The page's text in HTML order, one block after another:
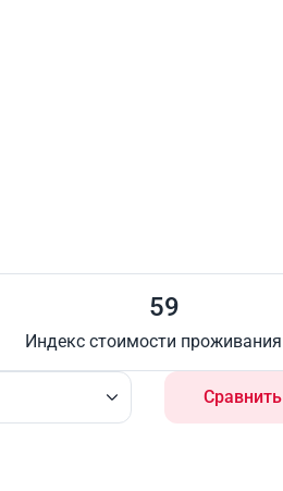
59
Индекс стоимости проживания
Сравнить